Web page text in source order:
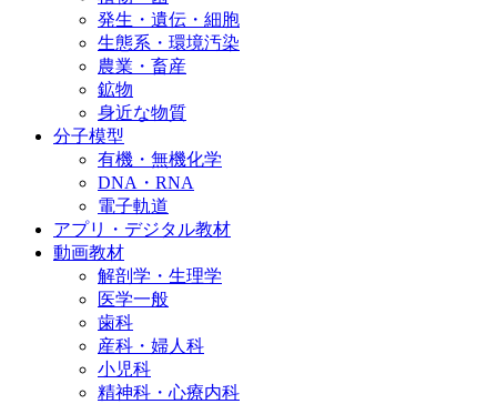
発生・遺伝・細胞
生態系・環境汚染
農業・畜産
鉱物
身近な物質
分子模型
有機・無機化学
DNA・RNA
電子軌道
アプリ・デジタル教材
動画教材
解剖学・生理学
医学一般
歯科
産科・婦人科
小児科
精神科・心療内科